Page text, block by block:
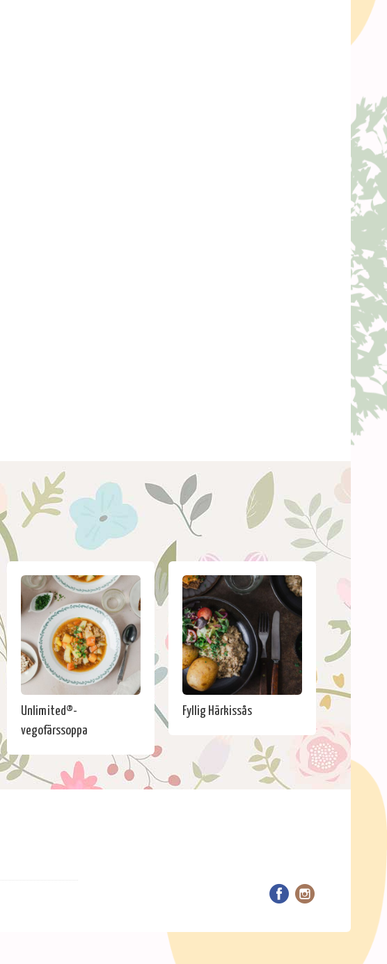
Unlimited®-
vegofärssoppa
Fyllig Härkissås